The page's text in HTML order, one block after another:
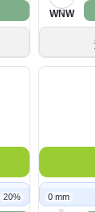
S
WNW
20% 0 mm